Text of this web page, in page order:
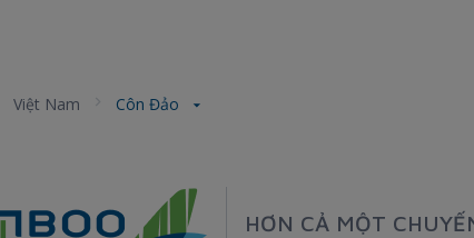
Việt Nam Côn Đảo
HƠN CẢ MỘT